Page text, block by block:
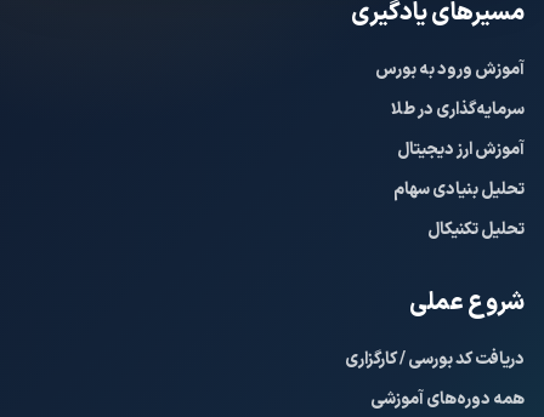
مسیرهای یادگیری
آموزش ورود به بورس
سرمایه‌گذاری در طلا
آموزش ارز دیجیتال
تحلیل بنیادی سهام
تحلیل تکنیکال
شروع عملی
دریافت کد بورسی / کارگزاری
همه دوره‌های آموزشی